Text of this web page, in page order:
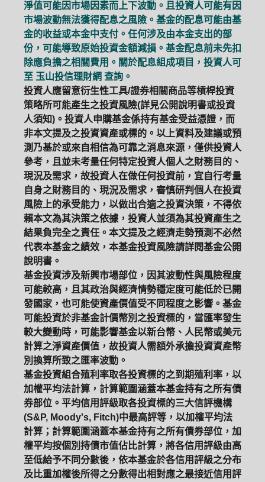
淨值可能因市場因素而上下波動。且投資人可能有因
市場波動無法獲得配息之風險。基金的配息可能由基
金的收益或本金中支付。任何涉及由本金支出的部
份，可能導致原始投資金額減損。基金配息前未先扣
除應負擔之相關費用。關於配息組成項目，投資人可
至 玉山投信理財網 查詢。
投資人應留意衍生性工具/證券相關商品等槓桿投資
策略所可能產生之投資風險(詳見公開說明書或投資
人須知)。投資人申購基金係持有基金受益憑證，而
非本文提及之投資資產或標的。以上資料及建議或預
測乃基於或來自相信為可靠之消息來源，僅供投資人
參考，且並未考量任何特定投資人個人之財務目的、
現況及需求，故投資人在做任何投資前，宜自行考量
自身之財務目的、現況及需求，審慎研判個人在投資
風險上的承受能力，以做出合適之投資決策，不得依
賴本文為其決策之依據，投資人並須為其投資產生之
結果負完全之責任。本文提及之經濟走勢預測不必然
代表本基金之績效，本基金投資風險請詳閱基金公開
說明書。
基金投資涉及新興市場部位，因其波動性與風險程度
可能較高，且其政治與經濟情勢穩定度可能低於已開
發國家，也可能使資產價值受不同程度之影響。基金
可能投資於非基金計價幣別之投資標的，當匯率發生
較大變動時，可能影響基金以新台幣、人民幣或美元
計算之淨資產價值，故投資人需額外承擔投資資產幣
別換算所致之匯率波動。
基金投資組合殖利率取各投資標的之到期殖利率，以
加權平均法計算，計算範圍涵蓋本基金持有之所有債
券部位。平均信用評級取各投資標的三大信評機構
(S&P, Moody's, Fitch)中最高評等，以加權平均法
計算；計算範圍涵蓋本基金持有之所有債券部位，加
權平均按個別持債市值佔比計算，將各信用評級由高
至低給予不同分數後，依本基金於各信用評級之分布
及比重加權後所得之分數得出相對應之最接近信用評